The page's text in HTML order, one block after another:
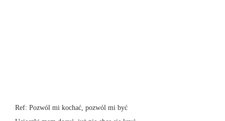
Ref: Pozwól mi kochać, pozwól mi być